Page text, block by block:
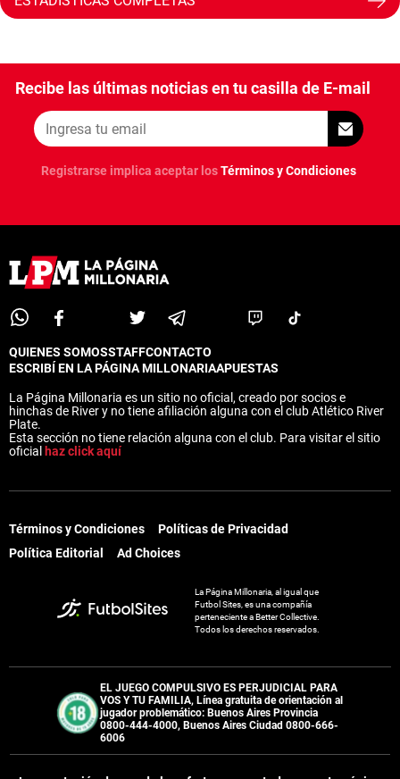
Recibe las últimas noticias en tu casilla de E-mail
Registrarse implica aceptar losTérminos y Condiciones
QUIENES SOMOSSTAFFCONTACTO
ESCRIBÍ EN LA PÁGINA MILLONARIAAPUESTAS
La Página Millonaria es un sitio no oficial, creado por socios e
hinchas de River y no tiene afiliación alguna con el club Atlético River
Plate.
Esta sección no tiene relación alguna con el club. Para visitar el sitio
oficial haz click aquí
Términos y Condiciones
Políticas de Privacidad
Política Editorial
Ad Choices
La Página Millonaria, al igual que
Futbol Sites, es una compañía
perteneciente a Better Collective.
Todos los derechos reservados.
EL JUEGO COMPULSIVO ES PERJUDICIAL PARA
VOS Y TU FAMILIA, Línea gratuita de orientación al
jugador problemático: Buenos Aires Provincia
0800-444-4000, Buenos Aires Ciudad 0800-666-
6006